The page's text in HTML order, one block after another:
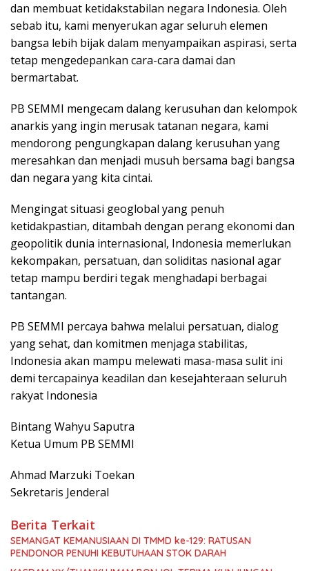
dan membuat ketidakstabilan negara Indonesia. Oleh
sebab itu, kami menyerukan agar seluruh elemen
bangsa lebih bijak dalam menyampaikan aspirasi, serta
tetap mengedepankan cara-cara damai dan
bermartabat.
PB SEMMI mengecam dalang kerusuhan dan kelompok
anarkis yang ingin merusak tatanan negara, kami
mendorong pengungkapan dalang kerusuhan yang
meresahkan dan menjadi musuh bersama bagi bangsa
dan negara yang kita cintai.
Mengingat situasi geoglobal yang penuh
ketidakpastian, ditambah dengan perang ekonomi dan
geopolitik dunia internasional, Indonesia memerlukan
kekompakan, persatuan, dan soliditas nasional agar
tetap mampu berdiri tegak menghadapi berbagai
tantangan.
PB SEMMI percaya bahwa melalui persatuan, dialog
yang sehat, dan komitmen menjaga stabilitas,
Indonesia akan mampu melewati masa-masa sulit ini
demi tercapainya keadilan dan kesejahteraan seluruh
rakyat Indonesia
Bintang Wahyu Saputra
Ketua Umum PB SEMMI
Ahmad Marzuki Toekan
Sekretaris Jenderal
Berita Terkait
SEMANGAT KEMANUSIAAN DI TMMD ke-129: RATUSAN
PENDONOR PENUHI KEBUTUHAAN STOK DARAH